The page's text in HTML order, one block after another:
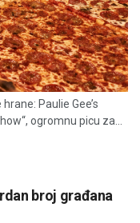
Paulie Gee’s
ogromnu picu za...
broj građana